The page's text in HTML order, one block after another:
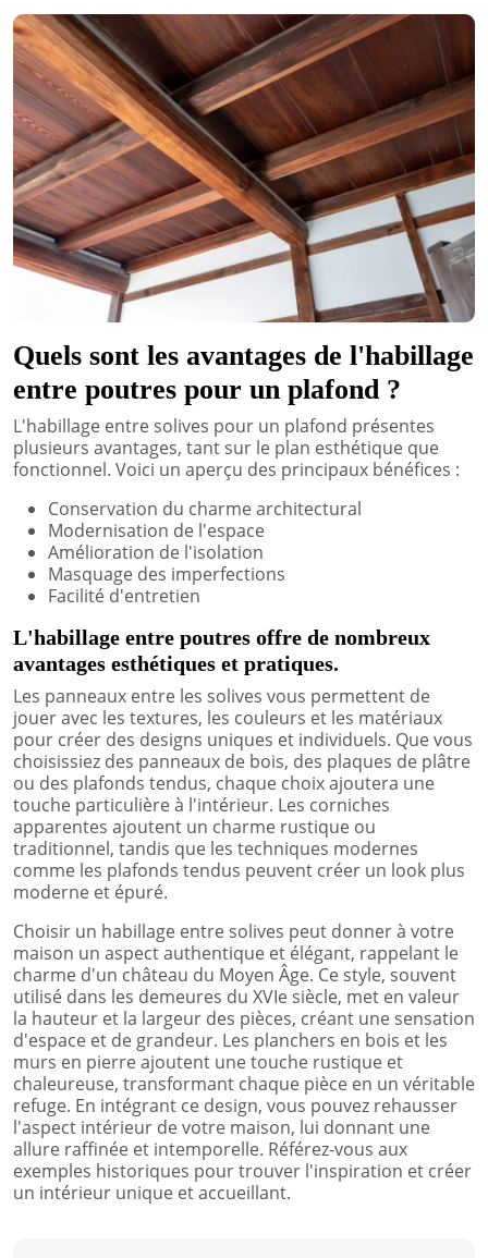
Quels sont les avantages de l'habillage
entre poutres pour un plafond ?
L'habillage entre solives pour un plafond présentes
plusieurs avantages, tant sur le plan esthétique que
fonctionnel. Voici un aperçu des principaux bénéfices :
Conservation du charme architectural
Modernisation de l'espace
Amélioration de l'isolation
Masquage des imperfections
Facilité d'entretien
L'habillage entre poutres offre de nombreux
avantages esthétiques et pratiques.
Les panneaux entre les solives vous permettent de
jouer avec les textures, les couleurs et les matériaux
pour créer des designs uniques et individuels. Que vous
choisissiez des panneaux de bois, des plaques de plâtre
ou des plafonds tendus, chaque choix ajoutera une
touche particulière à l'intérieur. Les corniches
apparentes ajoutent un charme rustique ou
traditionnel, tandis que les techniques modernes
comme les plafonds tendus peuvent créer un look plus
moderne et épuré.
Choisir un habillage entre solives peut donner à votre
maison un aspect authentique et élégant, rappelant le
charme d'un château du Moyen Âge. Ce style, souvent
utilisé dans les demeures du XVIe siècle, met en valeur
la hauteur et la largeur des pièces, créant une sensation
d'espace et de grandeur. Les planchers en bois et les
murs en pierre ajoutent une touche rustique et
chaleureuse, transformant chaque pièce en un véritable
refuge. En intégrant ce design, vous pouvez rehausser
l'aspect intérieur de votre maison, lui donnant une
allure raffinée et intemporelle. Référez-vous aux
exemples historiques pour trouver l'inspiration et créer
un intérieur unique et accueillant.